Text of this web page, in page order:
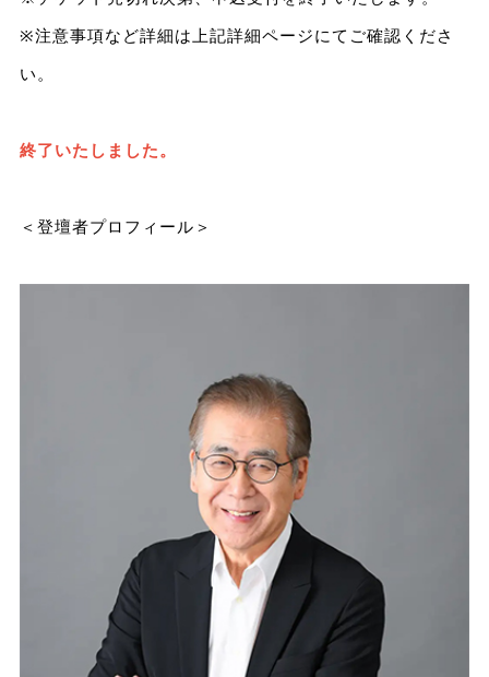
※注意事項など詳細は上記詳細ページにてご確認くださ
い。
終了いたしました。
＜登壇者プロフィール＞